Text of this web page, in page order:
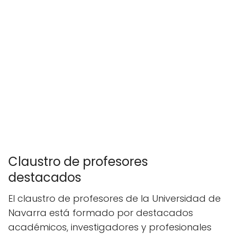
Claustro de profesores
destacados
El claustro de profesores de la Universidad de
Navarra está formado por destacados
académicos, investigadores y profesionales